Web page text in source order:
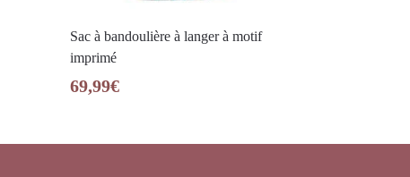
Sac à bandoulière à langer à motif
imprimé
69,99€